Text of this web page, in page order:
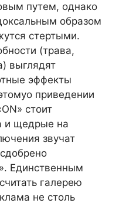
путем, однако
образом
стертыми.
(трава,
выглядят
эффекты
приведении
стоит
и щедрые на
звучат
Единственным
галерею
не столь